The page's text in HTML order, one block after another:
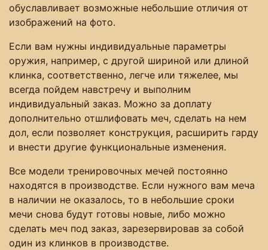
обуславливает возможные небольшие отличия от
изображений на фото.
Если вам нужны индивидуальные параметры
оружия, например, с другой шириной или длиной
клинка, соответственно, легче или тяжелее, мы
всегда пойдем навстречу и выполним
индивидуальный заказ. Можно за доплату
дополнительно отшлифовать меч, сделать на нем
дол, если позволяет конструкция, расширить гарду
и внести другие функциональные изменения.
Все модели тренировочных мечей постоянно
находятся в производстве. Если нужного вам меча
в наличии не оказалось, то в небольшие сроки
мечи снова будут готовы новые, либо можно
сделать меч под заказ, зарезервировав за собой
один из клинков в производстве.